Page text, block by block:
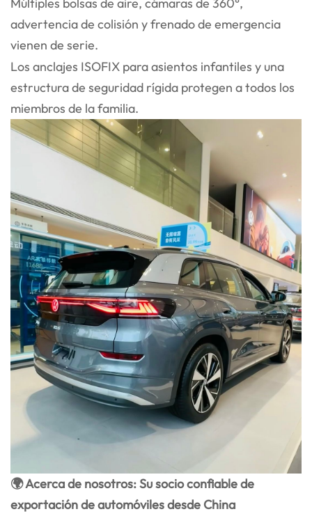
advertencia de colisión y frenado de emergencia
vienen de serie.
Los anclajes ISOFIX para asientos infantiles y una
estructura de seguridad rígida protegen a todos los
miembros de la familia.
🌍 Acerca de nosotros: Su socio confiable de
exportación de automóviles desde China